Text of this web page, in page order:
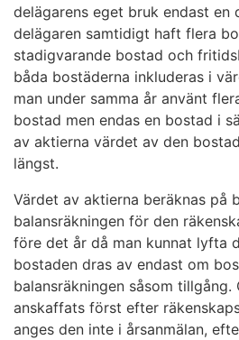
delägarens eget bruk endast en
delägaren samtidigt haft flera
stadigvarande bostad och
båda bostäderna inkluderas i
man under samma år använt
bostad men endas en bostad i
av aktierna värdet av den
längst.
Värdet av aktierna beräknas på
balansräkningen för den
före det år då man kunnat lyfta
bostaden dras av endast om
balansräkningen såsom tillgång.
anskaffats först efter
anges den inte i årsanmälan,